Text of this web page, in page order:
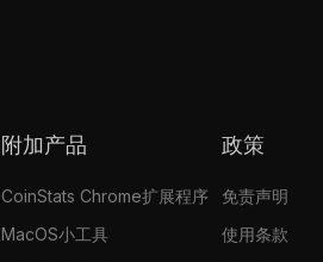
附加产品
CoinStats Chrome扩展程序
MacOS小工具
政策
免责声明
使用条款